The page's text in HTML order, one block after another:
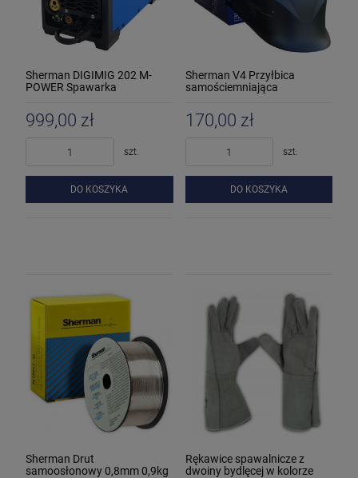
Sherman DIGIMIG 202 M-
POWER Spawarka
999,00 zł
szt.
DO KOSZYKA
Sherman V4 Przyłbica
samościemniająca
170,00 zł
szt.
DO KOSZYKA
Sherman Drut
samoosłonowy 0,8mm 0,9kg
Rękawice spawalnicze z
dwoiny bydlęcej w kolorze